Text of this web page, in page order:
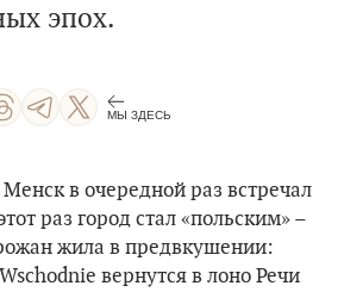
эпох.
МЫ ЗДЕСЬ
в очередной раз встречал
раз город стал «польским» –
жила в предвкушении:
Wschodnie вернутся в лоно Речи